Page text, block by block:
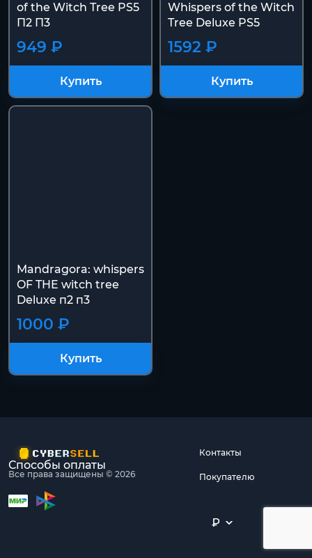
of the Witch Tree PS5
П2 П3
949 ₽
Купить
Whispers of the Witch
Tree Deluxe PS5
1592 ₽
Купить
Mandragora: whispers
OF THE witch tree
Deluxe п2 п3
1000 ₽
Купить
Все права защищены © 2026
Контакты
Покупателю
Способы оплаты
₽